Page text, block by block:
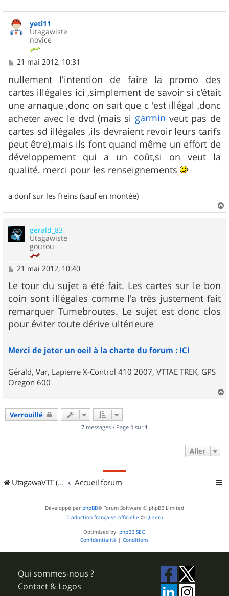
yeti11
Utagawiste
novice
M
s
s
a
g
e
21 mai 2012, 10:31
nullement l'intention de faire la promo des
cartes illégales ici ,simplement de savoir si c’était
une arnaque ,donc on sait que c 'est illégal ,donc
acheter avec le dvd (mais si garmin veut pas de
cartes sd illégales ,ils devraient revoir leurs tarifs
peut être),mais ils font quand même un effort de
développement qui a un coût,si on veut la
qualité. merci pour les renseignements
a donf sur les freins (sauf en montée)
a
gerald_83
Utagawiste
gourou
M
s
s
a
g
e
21 mai 2012, 10:40
Le tour du sujet a été fait. Les cartes sur le bon
coin sont illégales comme l'a très justement fait
remarquer Tumebroutes. Le sujet est donc clos
pour éviter toute dérive ultérieure
Merci de jeter un oeil à la charte du forum : ICI
Gérald, Var, Lapierre X-Control 410 2007, VTTAE TREK, GPS
Oregon 600
a
Verrouillé
7 messages • Page 1 sur 1
Aller
UtagawaVTT (Randos VTT et VTTAE avec traces GPS) Accueil forum
Développé par phpBB® Forum Software © phpBB Limited
Traduction française officielle © Qiaeru
Optimized by: phpBB SEO
Confidentialité | Conditions
Qui sommes-nous ?
Contact & Logos